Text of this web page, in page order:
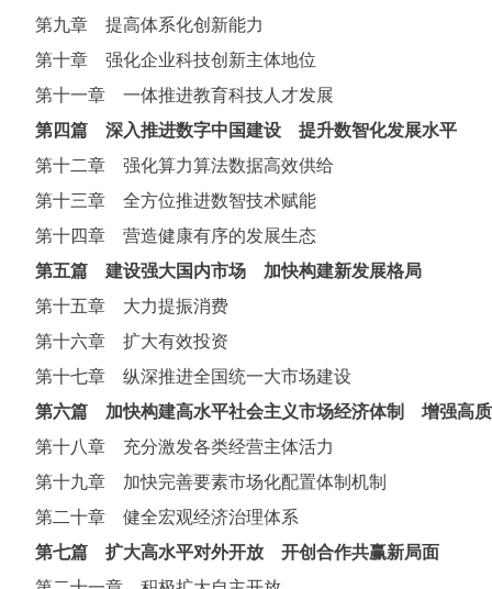
第九章 提高体系化创新能力
第十章 强化企业科技创新主体地位
第十一章 一体推进教育科技人才发展
第四篇 深入推进数字中国建设 提升数智化发展水平
第十二章 强化算力算法数据高效供给
第十三章 全方位推进数智技术赋能
第十四章 营造健康有序的发展生态
第五篇 建设强大国内市场 加快构建新发展格局
第十五章 大力提振消费
第十六章 扩大有效投资
第十七章 纵深推进全国统一大市场建设
第六篇 加快构建高水平社会主义市场经济体制 增强高
第十八章 充分激发各类经营主体活力
第十九章 加快完善要素市场化配置体制机制
第二十章 健全宏观经济治理体系
第七篇 扩大高水平对外开放 开创合作共赢新局面